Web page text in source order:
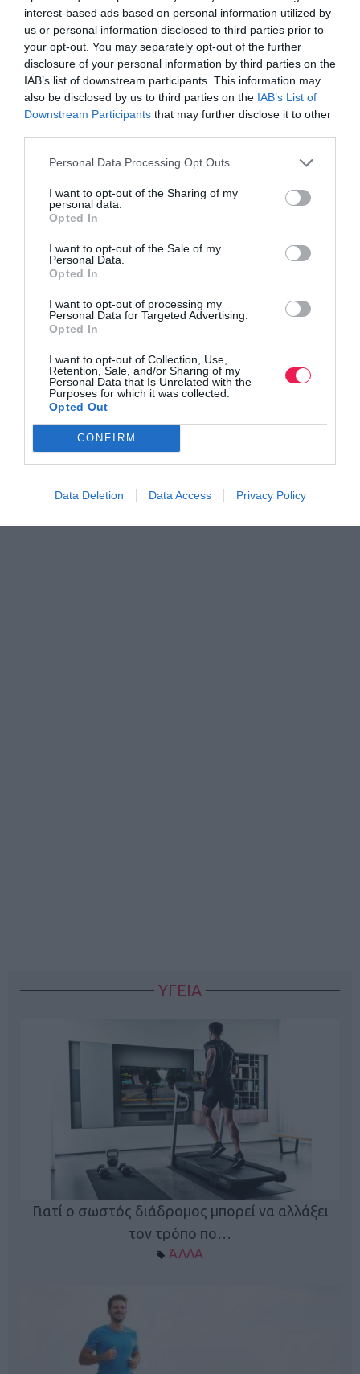
interest-based ads based on personal information utilized by
us or personal information disclosed to third parties prior to
your opt-out. You may separately opt-out of the further
disclosure of your personal information by third parties on the
IAB’s list of downstream participants. This information may
also be disclosed by us to third parties on the IAB’s List of
Downstream Participants that may further disclose it to other
Personal Data Processing Opt Outs
I want to opt-out of the Sharing of my
personal data.
Opted In
I want to opt-out of the Sale of my
Personal Data.
Opted In
I want to opt-out of processing my
Personal Data for Targeted Advertising.
Opted In
I want to opt-out of Collection, Use,
Retention, Sale, and/or Sharing of my
Personal Data that Is Unrelated with the
Purposes for which it was collected.
Opted Out
CONFIRM
Data Deletion Data Access Privacy Policy
Γίνε Συνδρομητής
Βρες το RUNNER!
Όλα τα Τεύχη
ΥΓΕΙΑ
Γιατί ο σωστός διάδρομος μπορεί να αλλάξει
τον τρόπο πο…
ΆΛΛΑ